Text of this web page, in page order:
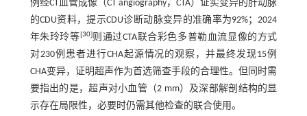
例经CT血管成像（CT angiography，CTA）证实变异的肝动脉
的CDU资料，提示CDU诊断动脉变异的准确率为92%；2024
年朱玲玲等[30]则通过CTA联合彩色多普勒血流显像的方式
对230例患者进行CHA起源情况的观察，并最终发现15例
CHA变异，证明超声作为首选筛查手段的合理性。但同时需
要指出的是，超声对小血管（2 mm）及深部解剖结构的显
示存在局限性，必要时仍需其他检查的联合使用。